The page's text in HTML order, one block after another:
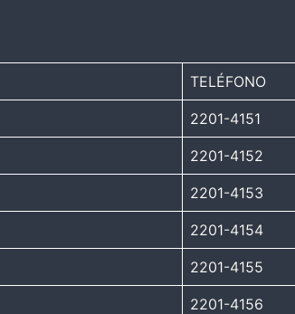
TELÉFONO
2201-4151
2201-4152
2201-4153
2201-4154
2201-4155
2201-4156